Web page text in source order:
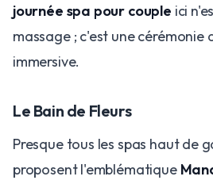
journée spa pour couple ici
massage ; c'est une cérémonie
immersive.
Le Bain de Fleurs
Presque tous les spas haut de
proposent l'emblématique